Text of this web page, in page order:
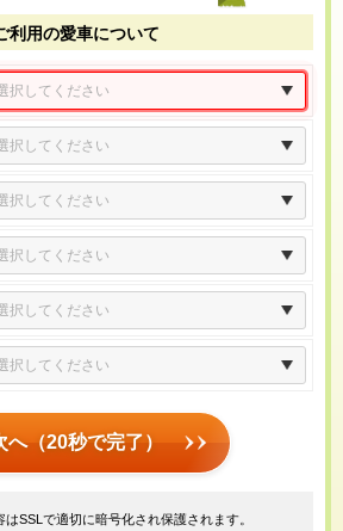
利用の愛車について
へ（20秒で完了）
SSLで適切に暗号化され保護されます。